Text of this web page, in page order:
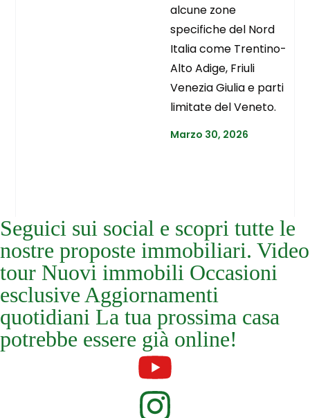
alcune zone
specifiche del Nord
Italia come Trentino-
Alto Adige, Friuli
Venezia Giulia e parti
limitate del Veneto.
Marzo 30, 2026
Seguici sui social e scopri tutte le
nostre proposte immobiliari. Video
tour Nuovi immobili Occasioni
esclusive Aggiornamenti
quotidiani La tua prossima casa
potrebbe essere già online!